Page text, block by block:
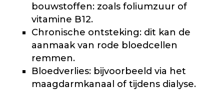
bouwstoffen: zoals foliumzuur of
vitamine B12.
Chronische ontsteking: dit kan de
aanmaak van rode bloedcellen
remmen.
Bloedverlies: bijvoorbeeld via het
maagdarmkanaal of tijdens dialyse.